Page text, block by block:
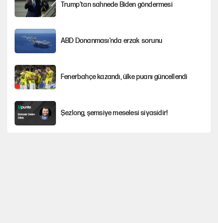
Trump’tan sahnede Biden göndermesi
ABD Donanması’nda erzak sorunu
Fenerbahçe kazandı, ülke puanı güncellendi
Şezlong, şemsiye meselesi siyasidir!